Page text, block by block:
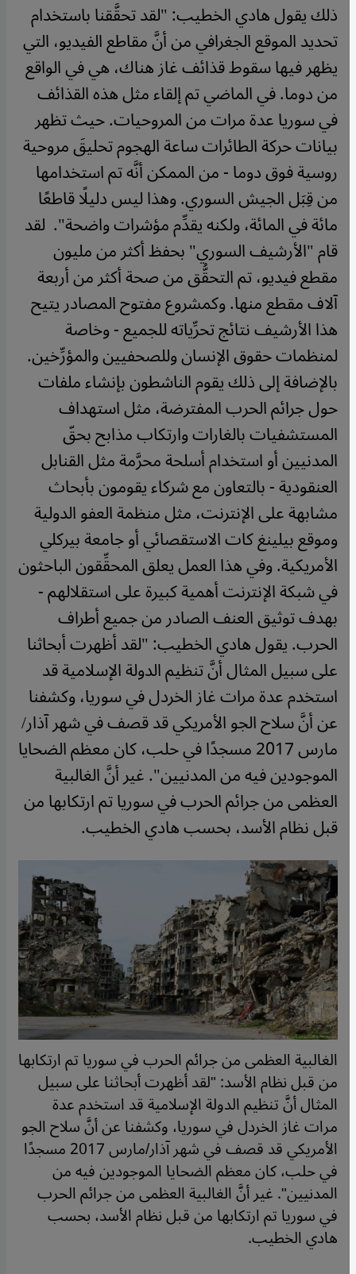
ذلك يقول هادي الخطيب: "لقد تحقَّقنا باستخدام
تحديد الموقع الجغرافي من أنَّ مقاطع الفيديو، التي
يظهر فيها سقوط قذائف غاز هناك، هي في الواقع
من دوما. في الماضي تم إلقاء مثل هذه القذائف
في سوريا عدة مرات من المروحيات. حيث تظهر
بيانات حركة الطائرات ساعة الهجوم تحليقَ مروحية
روسية فوق دوما - من الممكن أنَّه تم استخدامها
من قِبَل الجيش السوري. وهذا ليس دليلًا قاطعًا
مائة في المائة، ولكنه يقدِّم مؤشرات واضحة". لقد
قام "الأرشيف السوري" بحفظ أكثر من مليون
مقطع فيديو، تم التحقُّق من صحة أكثر من أربعة
آلاف مقطع منها. وكمشروع مفتوح المصادر يتيح
هذا الأرشيف نتائج تحرِّياته للجميع - وخاصة
لمنظمات حقوق الإنسان وللصحفيين والمؤرِّخين.
بالإضافة إلى ذلك يقوم الناشطون بإنشاء ملفات
حول جرائم الحرب المفترضة، مثل استهداف
المستشفيات بالغارات وارتكاب مذابح بحقّ
المدنيين أو استخدام أسلحة محرَّمة مثل القنابل
العنقودية - بالتعاون مع شركاء يقومون بأبحاث
مشابهة على الإنترنت، مثل منظمة العفو الدولية
وموقع بيلينغ كات الاستقصائي أو جامعة بيركلي
الأمريكية.وفي هذا العمل يعلق المحقِّقون الباحثون
في شبكة الإنترنت أهمية كبيرة على استقلالهم -
بهدف توثيق العنف الصادر من جميع أطراف
الحرب. يقول هادي الخطيب: "لقد أظهرت أبحاثنا
على سبيل المثال أنَّ تنظيم الدولة الإسلامية قد
استخدم عدة مرات غاز الخردل في سوريا، وكشفنا
عن أنَّ سلاح الجو الأمريكي قد قصف في شهر آذار/
مارس 2017 مسجدًا في حلب، كان معظم الضحايا
الموجودين فيه من المدنيين". غير أنَّ الغالبية
العظمى من جرائم الحرب في سوريا تم ارتكابها من
قبل نظام الأسد، بحسب هادي الخطيب.
الغالبية العظمى من جرائم الحرب في سوريا تم ارتكابها
من قبل نظام الأسد: "لقد أظهرت أبحاثنا على سبيل
المثال أنَّ تنظيم الدولة الإسلامية قد استخدم عدة
مرات غاز الخردل في سوريا، وكشفنا عن أنَّ سلاح الجو
الأمريكي قد قصف في شهر آذار/مارس 2017 مسجدًا
في حلب، كان معظم الضحايا الموجودين فيه من
المدنيين". غير أنَّ الغالبية العظمى من جرائم الحرب
في سوريا تم ارتكابها من قبل نظام الأسد، بحسب
هادي الخطيب.